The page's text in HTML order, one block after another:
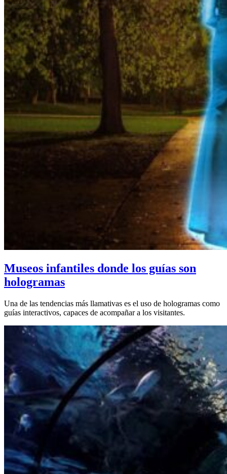
Museos infantiles donde los guías son
hologramas
Una de las tendencias más llamativas es el uso de hologramas como
guías interactivos, capaces de acompañar a los visitantes.